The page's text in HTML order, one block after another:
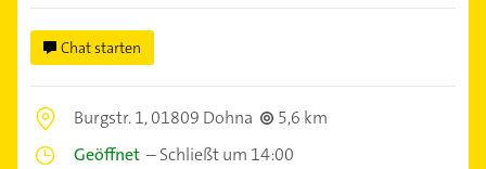
Chat starten
Burgstr. 1,01809 Dohna
5,6 km
Geöffnet –Schließt um 14:00